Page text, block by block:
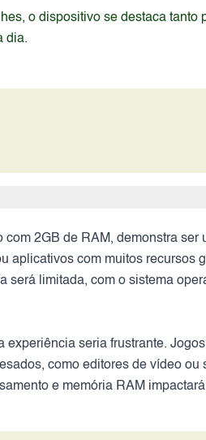
o dispositivo se destaca
dia.
2GB de RAM, demonstra
aplicativos com muitos
será limitada, com o sistema
experiência seria frustrante.
como editores de vídeo
e memória RAM